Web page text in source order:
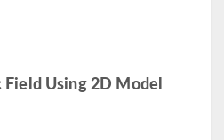
Using 2D Model